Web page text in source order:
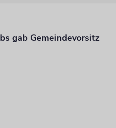
gab Gemeindevorsitz